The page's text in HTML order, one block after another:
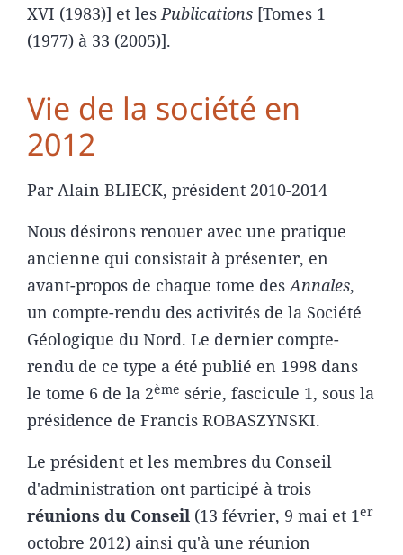
XVI (1983)] et lesPublications [Tomes 1
(1977) à 33 (2005)].
Vie de la société en
2012
Par Alain BLIECK, président 2010-2014
Nous désirons renouer avec une pratique
ancienne qui consistait à présenter, en
avant-propos de chaque tome desAnnales,
un compte-rendu des activités de la Société
Géologique du Nord. Le dernier compte-
rendu de ce type a été publié en 1998 dans
le tome 6 de la 2ème série, fascicule 1, sous la
présidence de Francis ROBASZYNSKI.
Le président et les membres du Conseil
d'administration ont participé à trois
réunions du Conseil (13 février, 9 mai et 1er
octobre 2012) ainsi qu'à une réunion